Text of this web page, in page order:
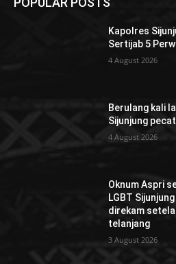
Kapolres
Sertijab 5
4 August 2026
Berulang kali
Sijunjung
4 August 2026
Oknum Aspri
LGBT
direkam
telanjang
3 August 2026